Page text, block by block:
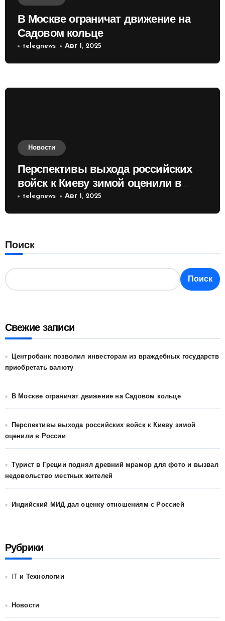
В Москве ограничат движение на
Садовом кольце
telegnews Авг 1, 2025
Новости
Перспективы выхода российских
войск к Киеву зимой оценили в
России
telegnews Авг 1, 2025
Поиск
Поиск
Свежие записи
Центробанк позволил инвесторам из враждебных государств
приобретать валюту
В Москве ограничат движение на Садовом кольце
Перспективы выхода российских войск к Киеву зимой
оценили в России
Турист в Греции поднял древний мрамор для фото и вызвал
недовольство местных жителей
Индийский МИД дал оценку отношениям с Россией
Рубрики
IT и Технологии
Новости